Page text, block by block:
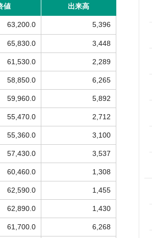
値 出来高
63,200.0 5,396
65,830.0 3,448
61,530.0 2,289
58,850.0 6,265
59,960.0 5,892
55,470.0 2,712
55,360.0 3,100
57,430.0 3,537
60,460.0 1,308
62,590.0 1,455
62,890.0 1,430
61,700.0 6,268